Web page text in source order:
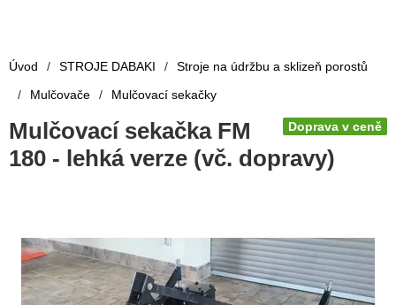
Úvod / STROJE DABAKI /
Stroje na údržbu a sklizeň porostů
/
Mulčovače / Mulčovací sekačky
Doprava v ceně
Mulčovací sekačka FM
180 - lehká verze (vč. dopravy)